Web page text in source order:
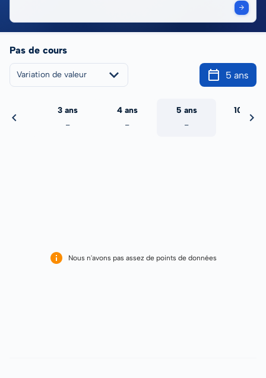
Pas de cours
Variation de valeur 5 ans
3 ans
-
4 ans
-
5 ans
-
10 ans
Nous n'avons pas assez de points de données